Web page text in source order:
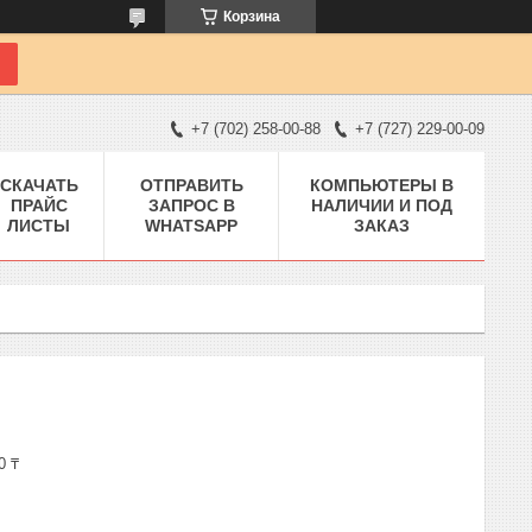
Корзина
+7 (702) 258-00-88 +7 (727) 229-00-09
СКАЧАТЬ
ПРАЙС
ЛИСТЫ
ОТПРАВИТЬ
ЗАПРОС В
WHATSAPP
КОМПЬЮТЕРЫ В
НАЛИЧИИ И ПОД
ЗАКАЗ
₸